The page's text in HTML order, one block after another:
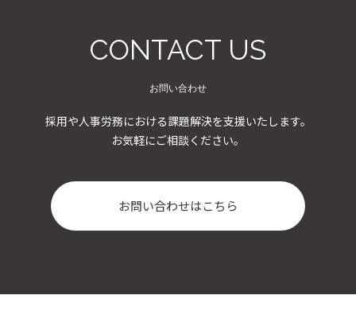
CONTACT US
お問い合わせ
採用や人事労務における課題解決を支援いたします。
お気軽にご相談ください。
お問い合わせはこちら